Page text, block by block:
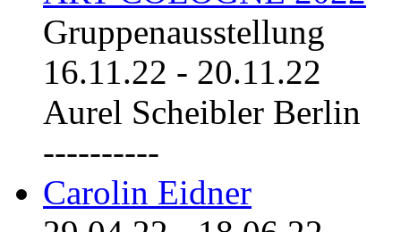
Gruppenausstellung
16.11.22 - 20.11.22
Aurel Scheibler Berlin
----------
Carolin Eidner